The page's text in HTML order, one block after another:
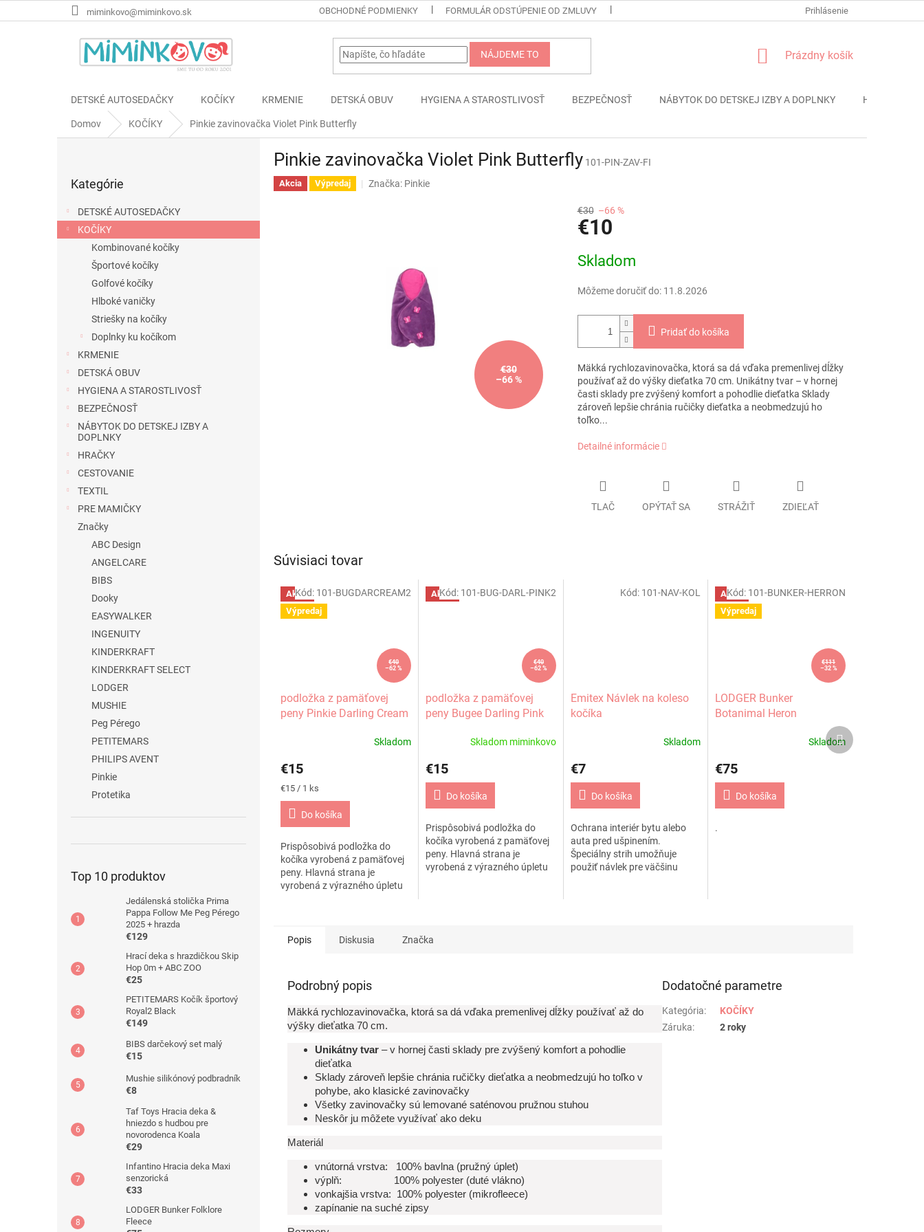
na
miminkovo@miminkovo.sk OBCHODNÉ PODMIENKY FORMULÁR ODSTÚPENIE OD ZMLUVY PODMIENKY OCHRANY OSOBNÝCH
Prihlásenie
NÁJDEME TO
NÁKUPNÝ
Prázdny košík
DETSKÉ AUTOSEDAČKY KOČÍKY KRMENIE DETSKÁ OBUV HYGIENA A STAROSTLIVOSŤ BEZPEČNOSŤ NÁBYTOK DO DETSKEJ IZBY A DOPLNKY HRAČKY
Domov KOČÍKY Pinkie zavinovačka Violet Pink Butterfly
p
a
kategórie
Kategórie
DETSKÉ AUTOSEDAČKY
KOČÍKY
Kombinované kočíky
Športové kočíky
Golfové kočíky
Hlboké vaničky
Striešky na kočíky
Doplnky ku kočíkom
KRMENIE
DETSKÁ OBUV
HYGIENA A STAROSTLIVOSŤ
BEZPEČNOSŤ
NÁBYTOK DO DETSKEJ IZBY A
DOPLNKY
HRAČKY
CESTOVANIE
TEXTIL
PRE MAMIČKY
Značky
ABC Design
ANGELCARE
BIBS
Dooky
EASYWALKER
INGENUITY
KINDERKRAFT
KINDERKRAFT SELECT
LODGER
MUSHIE
Peg Pérego
PETITEMARS
PHILIPS AVENT
Pinkie
Protetika
Top 10 produktov
Jedálenská stolička Prima
Pappa Follow Me Peg Pérego
2025 + hrazda
€129
Hrací deka s hrazdičkou Skip
Hop 0m + ABC ZOO
€25
PETITEMARS Kočík športový
Royal2 Black
€149
BIBS darčekový set malý
€15
Mushie silikónový podbradník
€8
Taf Toys Hracia deka &
hniezdo s hudbou pre
novorodenca Koala
€29
Infantino Hracia deka Maxi
senzorická
€33
LODGER Bunker Folklore
Fleece
Pinkie zavinovačka Violet Pink Butterfly 101-PIN-ZAV-FI
Akcia Výpredaj Značka: Pinkie
€30
–66 %
€30 –66 %
€10
cena:
Skladom
Môžeme doručiť do: 11.8.2026
Pridať do košíka
Mäkká rychlozavinovačka, ktorá sa dá vďaka premenlivej dĺžky
používať až do výšky dieťatka 70 cm. Unikátny tvar – v hornej
časti sklady pre zvýšený komfort a pohodlie dieťatka Sklady
zároveň lepšie chránia ručičky dieťatka a neobmedzujú ho
toľko...
Detailné informácie
TLAČ OPÝTAŤ SA STRÁŽIŤ ZDIEĽAŤ
Súvisiaci tovar
Akcia
Výpredaj
€40
–62 %
podložka z pamäťovej
peny Pinkie Darling Cream
Skladom
€15
Jednotková
cena:
€15 / 1 ks
Do košíka
Prispôsobivá podložka do
kočíka vyrobená z pamäťovej
peny. Hlavná strana je
vyrobená z výrazného úpletu
Kód: 101-BUGDARCREAM2 Akcia
€40
–62 %
podložka z pamäťovej
peny Bugee Darling Pink
Skladom miminkovo
€15
Do košíka
Prispôsobivá podložka do
kočíka vyrobená z pamäťovej
peny. Hlavná strana je
vyrobená z výrazného úpletu
Kód: 101-BUG-DARL-PINK2
Emitex Návlek na koleso
kočíka
Skladom
€7
Do košíka
Ochrana interiér bytu alebo
auta pred ušpinením.
Špeciálny strih umožňuje
použiť návlek pre väčšinu
Kód: 101-NAV-KOL
Akcia
Výpredaj
€111
–32 %
LODGER Bunker
Botanimal Heron
Skladom
€75
Do košíka
.
Kód: 101-BUNKER-HERRON
Ďalší
produkt
Popis Diskusia Značka
Podrobný popis
Mäkká rychlozavinovačka, ktorá sa dá vďaka premenlivej dĺžky používať až do
výšky dieťatka 70 cm.
Unikátny tvar – v hornej časti sklady pre zvýšený komfort a pohodlie
dieťatka
Sklady zároveň lepšie chránia ručičky dieťatka a neobmedzujú ho toľko v
pohybe, ako klasické zavinovačky
Všetky zavinovačky sú lemované saténovou pružnou stuhou
Neskôr ju môžete využívať ako deku
Materiál
vnútorná vrstva: 100% bavlna (pružný úplet)
výplň: 100% polyester (duté vlákno)
vonkajšia vrstva: 100% polyester (mikrofleece)
zapínanie na suché zipsy
Dodatočné parametre
Kategória:
KOČÍKY
Záruka: 2 roky